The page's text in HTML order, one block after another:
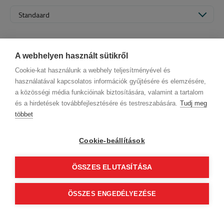
A webhelyen használt sütikről
Cookie-kat használunk a webhely teljesítményével és
használatával kapcsolatos információk gyűjtésére és elemzésére,
a közösségi média funkcióinak biztosítására, valamint a tartalom
és a hirdetések továbbfejlesztésére és testreszabására. Tudj meg
többet
Cookie-beállítások
ÖSSZES ELUTASÍTÁSA
ÖSSZES ENGEDÉLYEZÉSE
Standaard
basket_finalise
AGB (Abonnentenkunde)
Folge uns!
© 2012 Beauty World Net Kft. Alle Rechte vorbehalten.